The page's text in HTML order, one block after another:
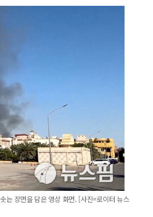
는 장면을 담은 영상 화면. [사진=로이터 뉴스